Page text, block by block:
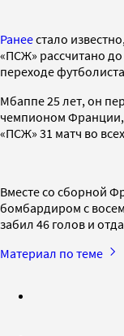
Ранеестало
«ПСЖ» рассчитано
переходе
Мбаппе 25 лет, он
чемпионом Франции,
«ПСЖ» 31 матч во
Вместе со сборной
бомбардиром с
забил 46 голов и
Материал по теме